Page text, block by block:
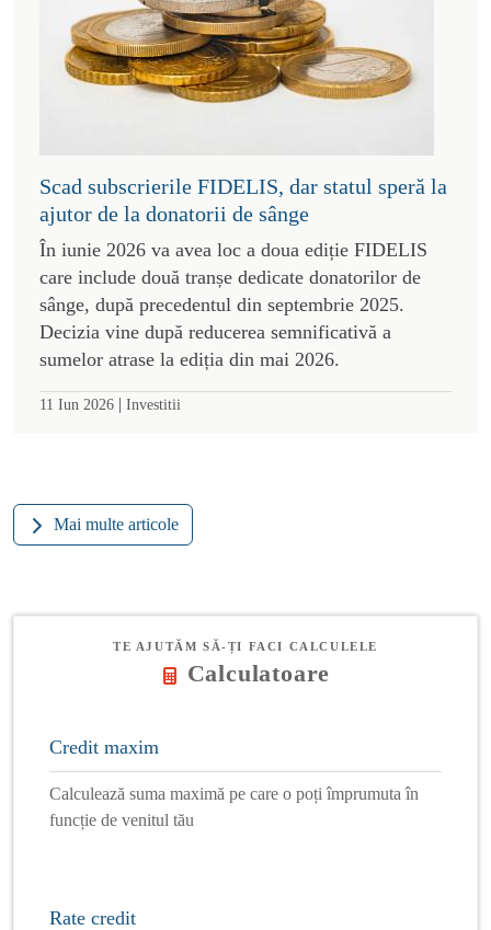
Scad subscrierile FIDELIS, dar statul speră la
ajutor de la donatorii de sânge
În iunie 2026 va avea loc a doua ediție FIDELIS
care include două tranșe dedicate donatorilor de
sânge, după precedentul din septembrie 2025.
Decizia vine după reducerea semnificativă a
sumelor atrase la ediția din mai 2026.
11 Iun 2026 | Investitii
Mai multe articole
TE AJUTĂM SĂ-ȚI FACI CALCULELE
Calculatoare
Credit maxim
Calculează suma maximă pe care o poți împrumuta în
funcție de venitul tău
Rate credit